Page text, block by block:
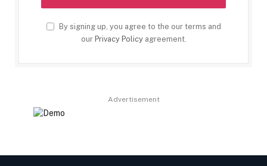
By signing up, you agree to the our terms and
our Privacy Policyagreement.
Advertisement